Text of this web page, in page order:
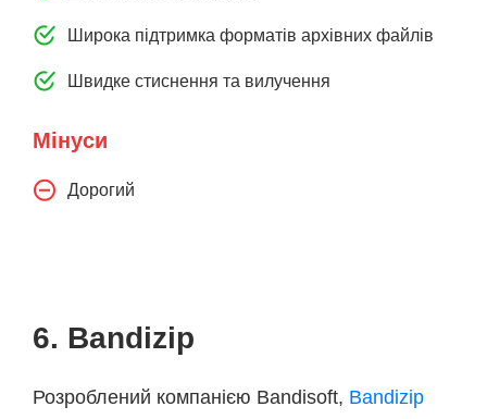
Широка підтримка форматів архівних файлів
Швидке стиснення та вилучення
Мінуси
Дорогий
6. Bandizip
Розроблений компанією Bandisoft, Bandizip